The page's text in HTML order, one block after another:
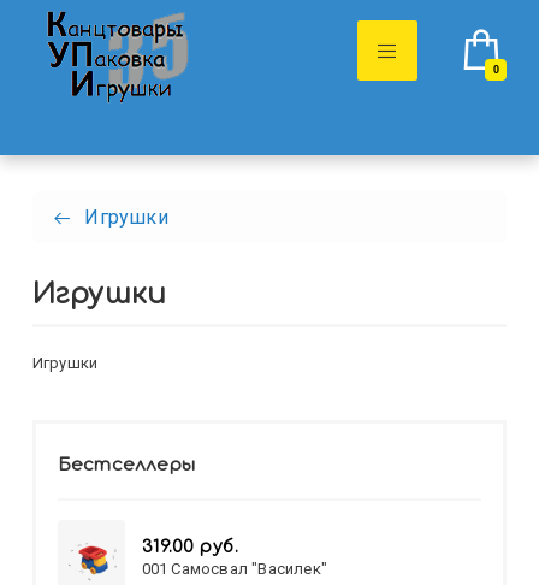
0
Игрушки
Игрушки
Игрушки
Бестселлеры
319.00 руб.
001 Самосвал "Василек"